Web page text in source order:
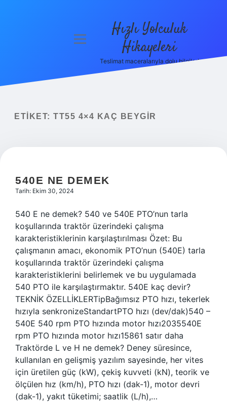
menüyü
Hızlı Yolculuk
Hikayeleri
Teslimat maceralarıyla dolu bilgiler!
ETIKET: TT55 4×4 KAÇ BEYGIR
540E NE DEMEK
Tarih: Ekim 30, 2024
540 E ne demek? 540 ve 540E PTO’nun tarla
koşullarında traktör üzerindeki çalışma
karakteristiklerinin karşılaştırılması Özet: Bu
çalışmanın amacı, ekonomik PTO’nun (540E) tarla
koşullarında traktör üzerindeki çalışma
karakteristiklerini belirlemek ve bu uygulamada
540 PTO ile karşılaştırmaktır. 540E kaç devir?
TEKNİK ÖZELLİKLERTipBağımsız PTO hızı, tekerlek
hızıyla senkronizeStandartPTO hızı (dev/dak)540 –
540E 540 rpm PTO hızında motor hızı2035540E
rpm PTO hızında motor hızı15861 satır daha
Traktörde L ve H ne demek? Deney süresince,
kullanılan en gelişmiş yazılım sayesinde, her vites
için üretilen güç (kW), çekiş kuvveti (kN), teorik ve
ölçülen hız (km/h), PTO hızı (dak-1), motor devri
(dak-1), yakıt tüketimi; saatlik (L/h),…